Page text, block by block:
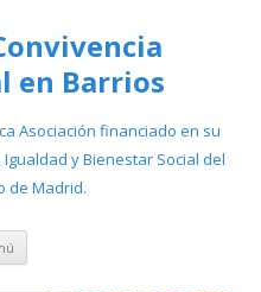
en Barrios
Asociación financiado en su
y Bienestar Social del
de Madrid.
Saltar
contenido